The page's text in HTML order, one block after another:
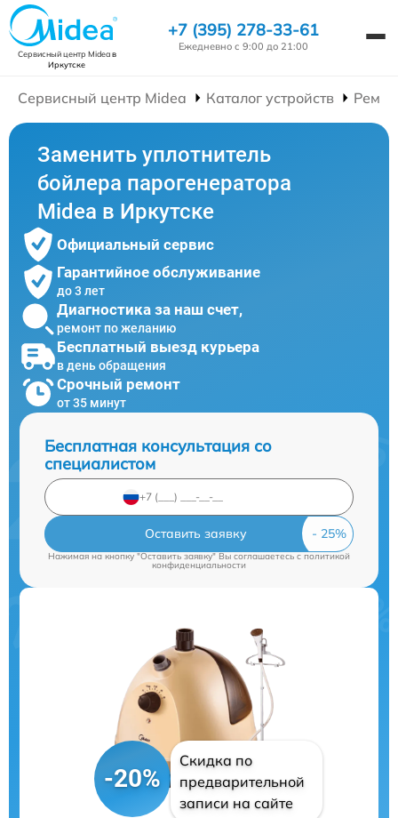
Сервисный центр Mideaв
Иркутске
+7 (395) 278-33-61
Ежедневно с 9:00 до 21:00
Сервисный центр Midea Каталог устройств
Заменить уплотнитель
бойлера парогенератора
Midea в Иркутске
Официальный сервис
Гарантийное обслуживание
до 3 лет
Диагностика за наш счет,
ремонт по желанию
Бесплатный выезд курьера
в день обращения
Срочный ремонт
от 35 минут
Бесплатная консультация со
специалистом
Оставить заявку
Нажимая на кнопку "Оставить заявку" Вы соглашаетесь cполитикой
конфиденциальности
-20%
Скидка по
предварительной
записи на сайте